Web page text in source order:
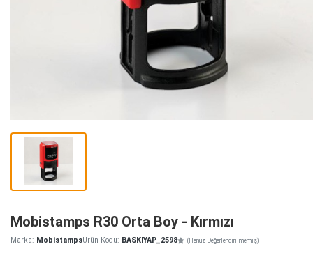
Mobistamps R30 Orta Boy - Kırmızı
Marka: MobistampsÜrün Kodu: BASKIYAP_2598 (Henüz Değerlendirilmemiş)